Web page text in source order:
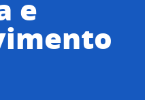
Legislação
Canais
e